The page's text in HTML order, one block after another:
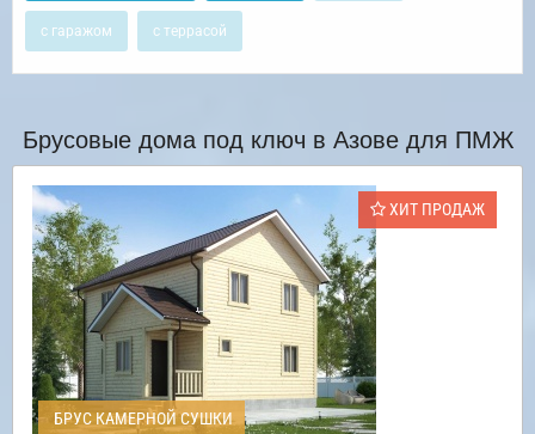
с гаражом с террасой
Брусовые дома под ключ в Азове для ПМЖ
ХИТ ПРОДАЖ
БРУС КАМЕРНОЙ СУШКИ